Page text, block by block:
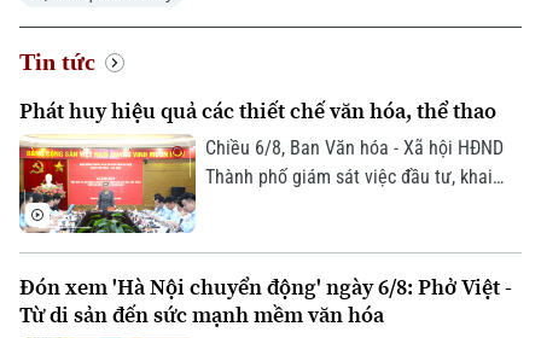
Tin tức
Phát huy hiệu quả các thiết chế văn hóa, thể thao
Chiều 6/8, Ban Văn hóa - Xã hội HĐND
Thành phố giám sát việc đầu tư, khai
Đón xem 'Hà Nội chuyển động' ngày 6/8: Phở Việt -
Từ di sản đến sức mạnh mềm văn hóa